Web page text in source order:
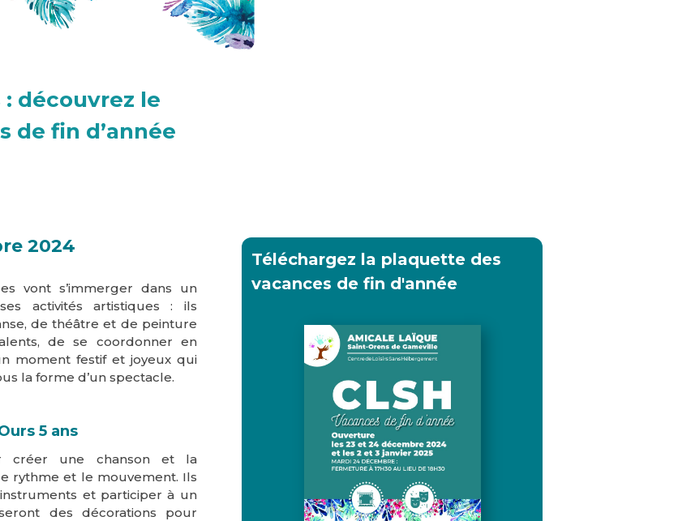
: découvrez le
de fin d’année
2024
vont s’immerger dans un
activités artistiques : ils
de théâtre et de peinture
de se coordonner en
moment festif et joyeux qui
la forme d’un spectacle.
5 ans
créer une chanson et la
rythme et le mouvement. Ils
et participer à un
des décorations pour
Téléchargez la plaquette des
vacances de fin d'année